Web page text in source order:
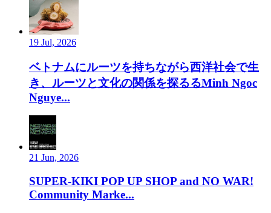
19 Jul, 2026
ベトナムにルーツを持ちながら西洋社会で生
き、ルーツと文化の関係を探るるMinh Ngoc
Nguye...
21 Jun, 2026
SUPER-KIKI POP UP SHOP and NO WAR!
Community Marke...